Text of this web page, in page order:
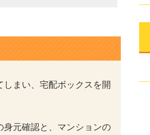
まい、宅配ボックスを開
元確認と、マンションの